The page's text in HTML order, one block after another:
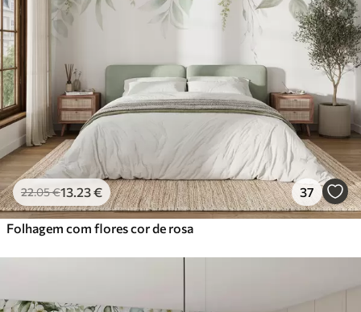
22.05€13 .23€ 37
Folhagem com flores cor de rosa